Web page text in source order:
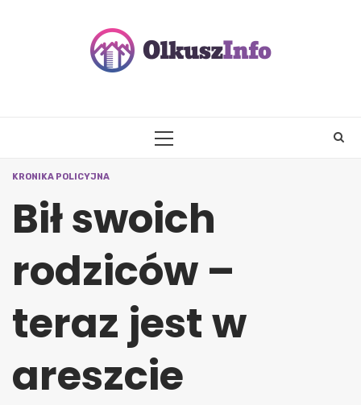
PRIMARY
KRONIKA POLICYJNA
Bił swoich
rodziców –
teraz jest w
areszcie